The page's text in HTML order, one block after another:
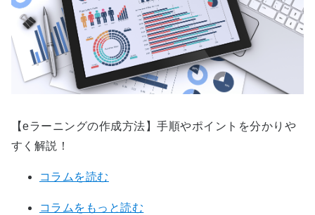
【eラーニングの作成方法】手順やポイントを分かりや
すく解説！
コラムを読む
コラムをもっと読む